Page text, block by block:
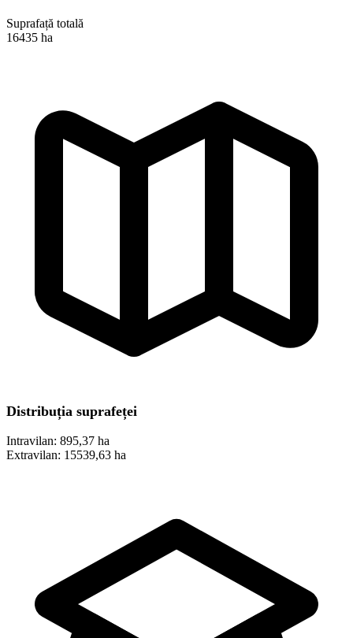
Suprafață totală
16435 ha
Distribuția suprafeței
Intravilan: 895,37 ha
Extravilan: 15539,63 ha